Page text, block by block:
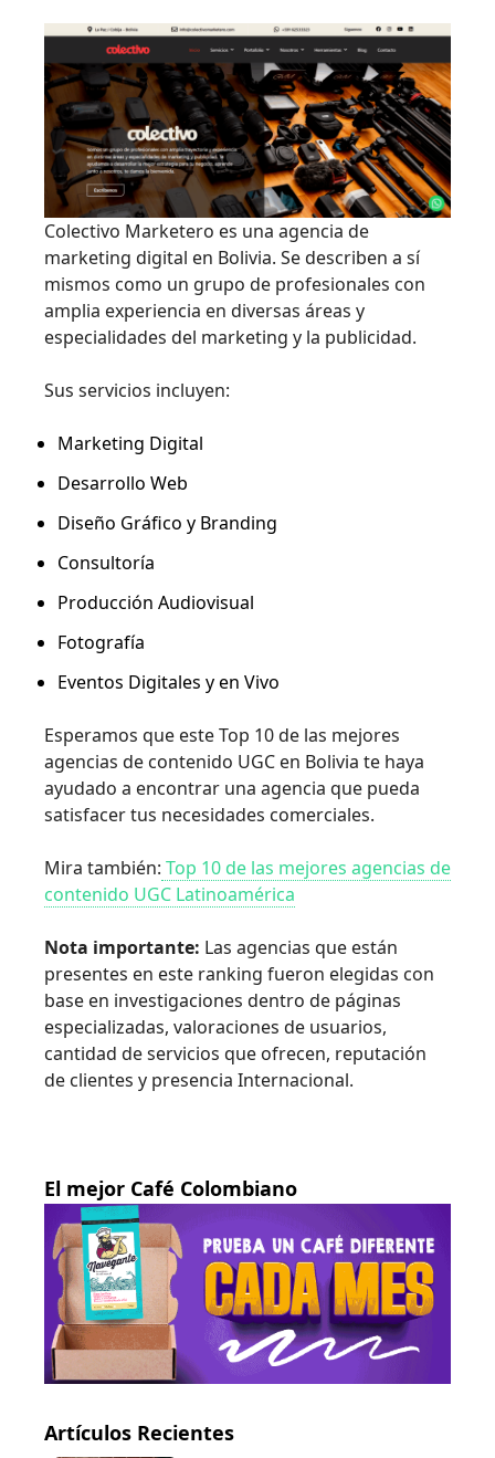
Colectivo Marketero es una agencia de
marketing digital en Bolivia. Se describen a sí
mismos como un grupo de profesionales con
amplia experiencia en diversas áreas y
especialidades del marketing y la publicidad.
Sus servicios incluyen:
Marketing Digital
Desarrollo Web
Diseño Gráfico y Branding
Consultoría
Producción Audiovisual
Fotografía
Eventos Digitales y en Vivo
Esperamos que este Top 10 de las mejores
agencias de contenido UGC en Bolivia te haya
ayudado a encontrar una agencia que pueda
satisfacer tus necesidades comerciales.
Mira también: Top 10 de las mejores agencias de
contenido UGC Latinoamérica
Nota importante: Las agencias que están
presentes en este ranking fueron elegidas con
base en investigaciones dentro de páginas
especializadas, valoraciones de usuarios,
cantidad de servicios que ofrecen, reputación
de clientes y presencia Internacional.
El mejor Café Colombiano
Artículos Recientes